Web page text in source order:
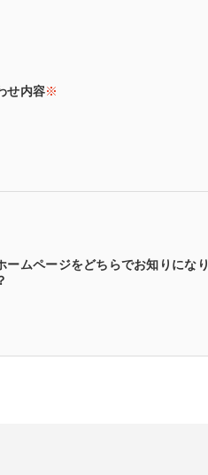
せ内容※
ームページをどちらでお知りになり